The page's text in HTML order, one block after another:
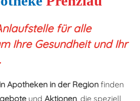
für alle
Ihre Gesundheit und Ihr
Apotheken in der Regionfinden
und Aktionen, die speziell